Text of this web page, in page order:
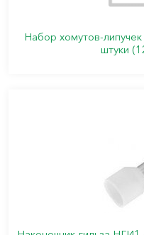
Набор хомутов-
штуки